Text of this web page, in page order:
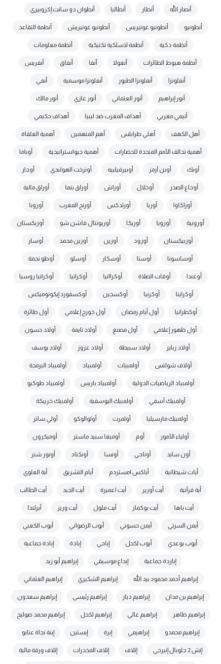
أنصار الله أنطار أنطاليا أنطوان دو سانت إكزوبيري
أنطونيو أنطونيو غوتيريس أنطونيو غوتيريش أنظمة التقاعد
أنظمة ذكية أنظمة لاسلكية تكتيكية أنظمة معلومات
أنظمة هبوط الطائرات أنغولا أنفا أنفاق أنفريس
أنفلونزا أنفلونزا الطيور أنفلونزا موسمية أنفي
أنور إبراهيم أنور العثماني أنور غازي أنور مالك
أنيمي مغربي أهداف المغرب ضد ليبيا أهداف حكيمي
أهل الكهف أهلي طرابلس أهم المتهمين أهمية العلقاة
أهمية تحالف الأمم المتحدة للحضارات أهمية جيواستراتيجية أوباما
أوبك أوبن آرمز أوبيرفيلييه أوترخت الهولندي أوجار
أوجاع الصدر أوخلال أوراش أوراق بنما أوراق مالية
أوراكاوا أوربا أورثدكس أورنج المغرب أوروبا
أوروبية أورويا أوريكا أوريونتال فاشن شو أوزبكستان
أوزبيكستان أوزود أوزين أوزين محمد أوسار
أوساسونا أوستا أوسكار أوسلو أوطو نجمة
أوغندا أوقات الصلاة أوكراانيا أوكرانيا أوكرانيا روسيا
أوكراينا أوكرنيا أوكسجين أوكسفورد إيكونوميكس
أوكطرانيا أول أيام رمضان أول خورج إعلامي أول طائرة
أول ظهور إعلامي أول مصنع أولاد تايمة أولاد حسون
أولاد زباير أولاد سبيطة أولاد عزوز أولاد يوسف
أولاف شولتس أولمبيات أولمبياد أولمبياد البرمجة
أولمبياد الرياضيات الدولية أولمبياد باريس أولمبياد طوكيو
أولمبيك آسفي أولمبيك اليوسفية أولمبيك خريبكة
أولمبيك مارسيليا أولمرت أولوالوكو أولي ساتر
أولياء الأمور أوم أوميغا سبيد ماستر أوميكرون
أون سايد أوناحي أونسا أونكتاد أونور شنر
أيات شيطانية أياكس امستردم أيام التشريق أية العلوي
أية قرآنية أيت أورير أيت اعميرة أيت الجيد أيت الطالب
أيت باها أيت بوكماز أيت ملول أيت ورير أيرلندا
أيمن السرتي أيمن حسوني أيوب الرضواني أيوب الكعبي
أيوب بوعدي أيوب لكحل إباحي إبادة إبادة جماعية
إباردة جماعية إبداع موسيقي إبراهيم أبو زيد
إبراهيم أحمد محمود بيد الله إبراهيم الشكيري إبراهيم العثماني
إبراهيم بن مدان إبراهيم دياز إبراهيم رئيسي إبراهيم سعدون
إبراهيم ظاهر إبراهيم غالي إبراهيم لكحل إبراهيم محمد صوليح
إبراهيم محمدو إبراهيمي إبرة إبستين إبنة نجاة عتابو
إتش 2 جلوبال إنيرجي إتلاف إتلاف المخدرات إتلاف ورقة مالية